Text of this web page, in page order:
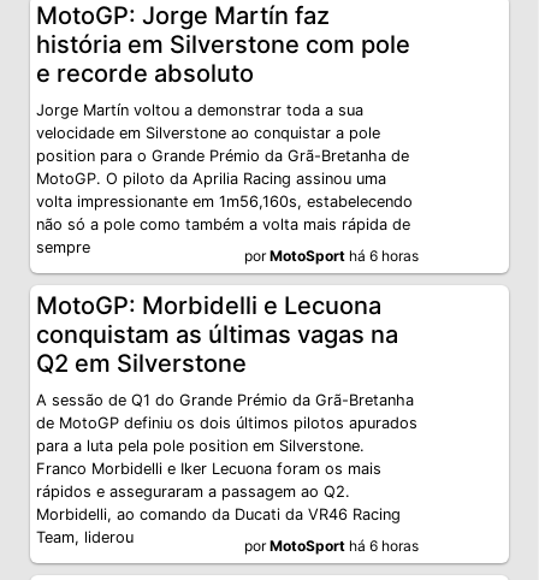
MotoGP: Jorge Martín faz
história em Silverstone com pole
e recorde absoluto
Jorge Martín voltou a demonstrar toda a sua
velocidade em Silverstone ao conquistar a pole
position para o Grande Prémio da Grã-Bretanha de
MotoGP. O piloto da Aprilia Racing assinou uma
volta impressionante em 1m56,160s, estabelecendo
não só a pole como também a volta mais rápida de
sempre
porMotoSport há 6 horas
MotoGP: Morbidelli e Lecuona
conquistam as últimas vagas na
Q2 em Silverstone
A sessão de Q1 do Grande Prémio da Grã-Bretanha
de MotoGP definiu os dois últimos pilotos apurados
para a luta pela pole position em Silverstone.
Franco Morbidelli e Iker Lecuona foram os mais
rápidos e asseguraram a passagem ao Q2.
Morbidelli, ao comando da Ducati da VR46 Racing
Team, liderou
porMotoSport há 6 horas